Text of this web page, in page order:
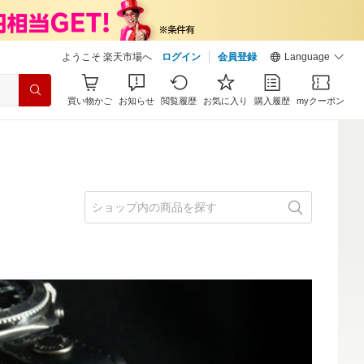
ようこそ 楽天市場へ ログイン 会員登録 Language
買い物かご お知らせ 閲覧履歴 お気に入り 購入履歴 myクーポン